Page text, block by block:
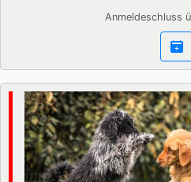
Anmeldeschluss